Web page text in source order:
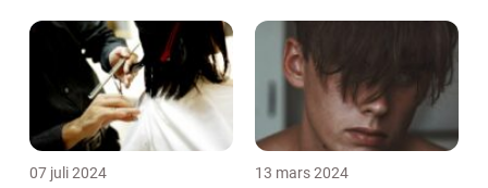
07 juli 2024 13 mars 2024